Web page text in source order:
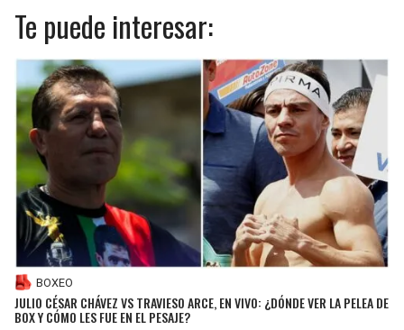
Te puede interesar:
BOXEO
JULIO CÉSAR CHÁVEZ VS TRAVIESO ARCE, EN VIVO: ¿DÓNDE VER LA PELEA DE
BOX Y CÓMO LES FUE EN EL PESAJE?